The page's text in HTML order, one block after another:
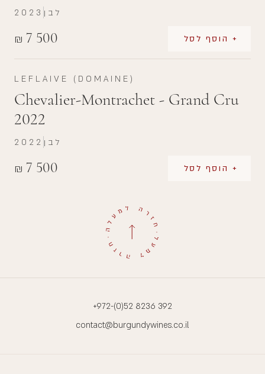
₪ 7 500 + הוסף לסל
2023 לבן
LEFLAIVE (DOMAINE)
Chevalier-Montrachet - Grand Cru
2022
₪ 7 500 + הוסף לסל
2022 לבן
+972-(0)52 8236 392
contact@burgundywines.co.il